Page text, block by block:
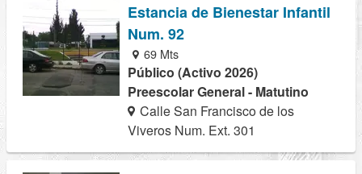
Estancia de Bienestar Infantil
Num. 92
69 Mts
Público (Activo 2026)
Preescolar General - Matutino
Calle San Francisco de los
Viveros Num. Ext. 301